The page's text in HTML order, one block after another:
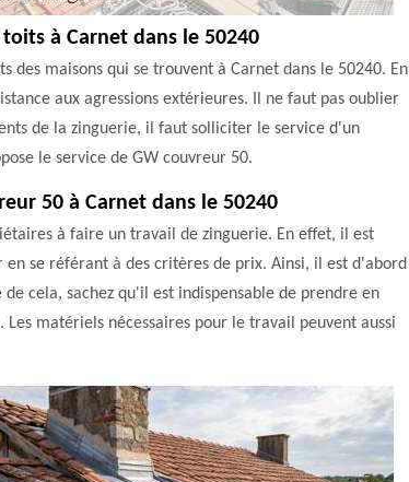
à Carnet dans le 50240
des maisons qui se trouvent à Carnet dans le 50240. En
aux agressions extérieures. Il ne faut pas oublier
de la zinguerie, il faut solliciter le service d'un
le service de GW couvreur 50.
50 à Carnet dans le 50240
à faire un travail de zinguerie. En effet, il est
se référant à des critères de prix. Ainsi, il est d'abord
cela, sachez qu'il est indispensable de prendre en
matériels nécessaires pour le travail peuvent aussi